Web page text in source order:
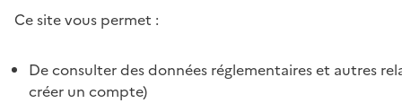
Ce site vous permet :
De consulter des données réglementaires et autres
créer un compte)